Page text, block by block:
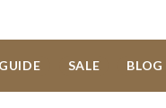
SALE BLOG